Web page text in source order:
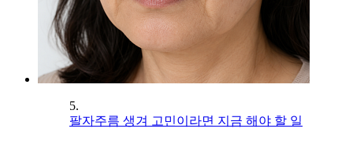
5.
팔자주름 생겨 고민이라면 지금 해야 할 일